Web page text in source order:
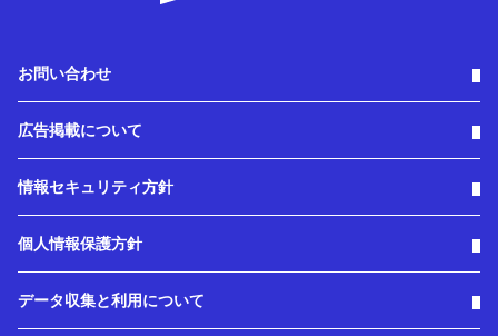
お問い合わせ
広告掲載について
情報セキュリティ方針
個人情報保護方針
データ収集と利用について